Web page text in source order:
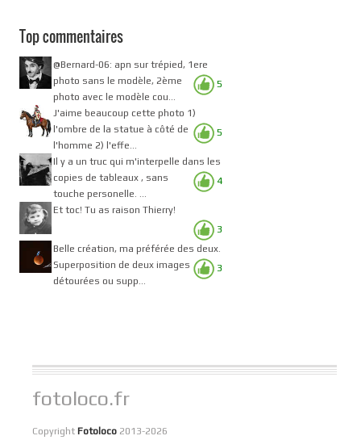
Top commentaires
5
@Bernard-06: apn sur trépied, 1ere
photo sans le modèle, 2ème
photo avec le modèle cou...
5
J'aime beaucoup cette photo 1)
l'ombre de la statue à côté de
l'homme 2) l'effe...
4
Il y a un truc qui m'interpelle dans les
copies de tableaux , sans
touche personelle. ...
3
Et toc! Tu as raison Thierry!
3
Belle création, ma préférée des deux.
Superposition de deux images
détourées ou supp...
fotoloco.fr
Copyright Fotoloco 2013-2026